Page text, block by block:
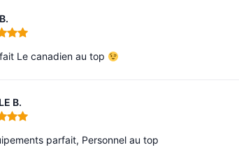
5 sur 5
Le canadien au top
B.
5 sur 5
parfait, Personnel au top